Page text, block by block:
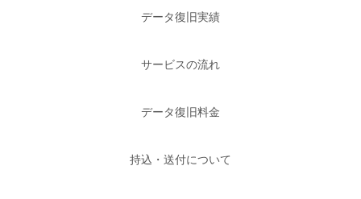
データ復旧実績
サービスの流れ
データ復旧料金
持込・送付について